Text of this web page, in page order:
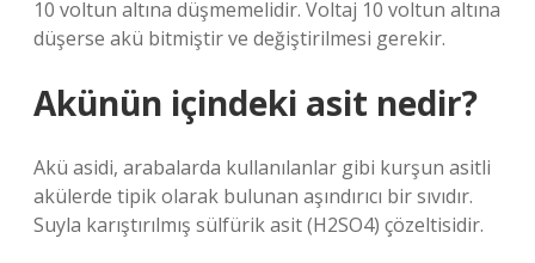
10 voltun altına düşmemelidir. Voltaj 10 voltun altına
düşerse akü bitmiştir ve değiştirilmesi gerekir.
Akünün içindeki asit nedir?
Akü asidi, arabalarda kullanılanlar gibi kurşun asitli
akülerde tipik olarak bulunan aşındırıcı bir sıvıdır.
Suyla karıştırılmış sülfürik asit (H2SO4) çözeltisidir.